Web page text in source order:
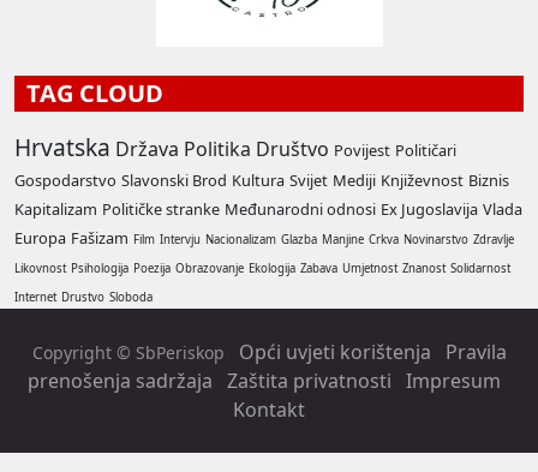
TAG CLOUD
Hrvatska Država Politika Društvo Povijest Političari
Gospodarstvo Slavonski Brod Kultura Svijet Mediji Književnost Biznis
Kapitalizam Političke stranke Međunarodni odnosi Ex Jugoslavija Vlada
Europa Fašizam Film Intervju Nacionalizam Glazba Manjine Crkva Novinarstvo Zdravlje
Likovnost Psihologija Poezija Obrazovanje Ekologija Zabava Umjetnost Znanost Solidarnost
Internet Drustvo Sloboda
Copyright © SbPeriskop Opći uvjeti korištenja
Pravila
prenošenja sadržaja Zaštita privatnosti Impresum
Kontakt